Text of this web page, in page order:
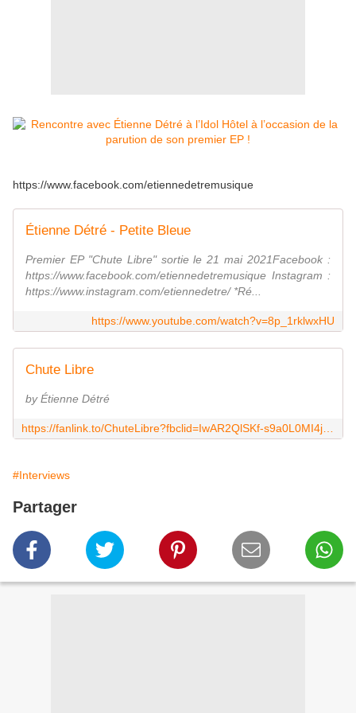
https://www.facebook.com/etiennedetremusique
Étienne Détré - Petite Bleue
Premier EP "Chute Libre" sortie le 21 mai 2021Facebook :
https://www.facebook.com/etiennedetremusique Instagram :
https://www.instagram.com/etiennedetre/ *Ré...
https://www.youtube.com/watch?v=8p_1rklwxHU
Chute Libre
by Étienne Détré
#Interviews
Partager